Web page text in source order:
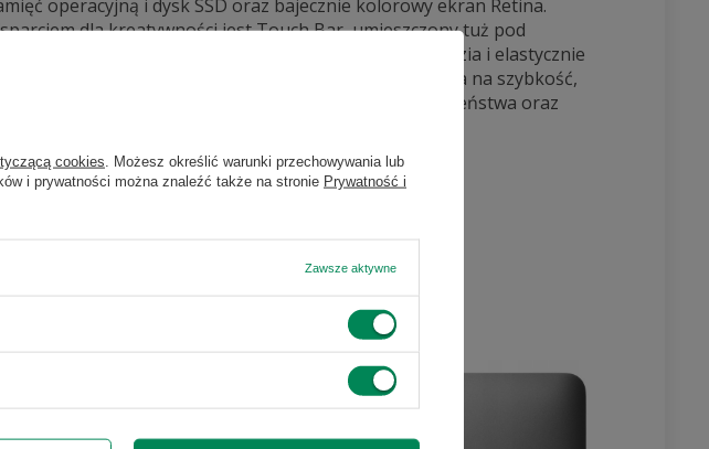
operacyjną i dysk SSD oraz bajecznie kolorowy ekran Retina.
dla kreatywności jest Touch Bar, umieszczony tuż pod
który dostarcza najpotrzebniejsze narzędzia i elastycznie
się do Twych potrzeb. MacBook Pro 13 stawia na szybkość,
responsywność, najwyższy poziom bezpieczeństwa oraz
cookies . Możesz określić warunki przechowywania lub
i prywatności można znaleźć także na stronie Prywatność i
Zawsze aktywne